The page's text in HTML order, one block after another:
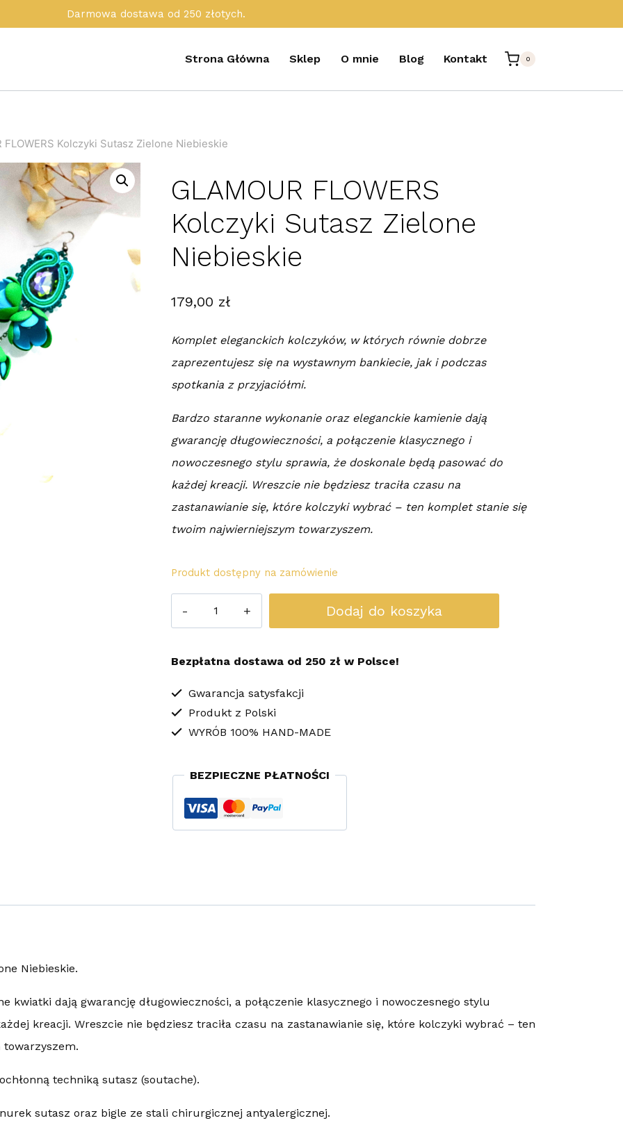
Darmowa dostawa od 250 złotych.
Strona Główna Sklep O mnie Blog Kontakt 0
FLOWERS Kolczyki Sutasz Zielone Niebieskie
GLAMOUR FLOWERS
Kolczyki Sutasz Zielone
Niebieskie
179,00 zł
Komplet eleganckich kolczyków, w których równie dobrze
zaprezentujesz się na wystawnym bankiecie, jak i podczas
spotkania z przyjaciółmi.
Bardzo staranne wykonanie oraz eleganckie kamienie dają
gwarancję długowieczności, a połączenie klasycznego i
nowoczesnego stylu sprawia, że doskonale będą pasować do
każdej kreacji. Wreszcie nie będziesz traciła czasu na
zastanawianie się, które kolczyki wybrać – ten komplet stanie się
twoim najwierniejszym towarzyszem.
Produkt dostępny na zamówienie
GLAMOUR
Kolczyki
Sutasz
Zielone
Niebieskie
Dodaj do koszyka
Bezpłatna dostawa od 250 zł w Polsce!
Gwarancja satysfakcji
Produkt z Polski
WYRÓB 100% HAND-MADE
BEZPIECZNE PŁATNOŚCI
Niebieskie.
kwiatki dają gwarancję długowieczności, a połączenie klasycznego i nowoczesnego stylu
kreacji. Wreszcie nie będziesz traciła czasu na zastanawianie się, które kolczyki wybrać – ten
techniką sutasz (soutache).
sutasz oraz bigle ze stali chirurgicznej antyalergicznej.